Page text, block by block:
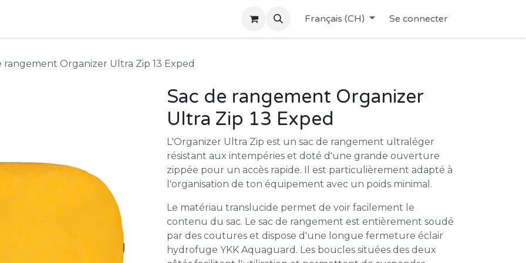
Français (CH) Se connecter
rangement Organizer Ultra Zip 13 Exped
Sac de rangement Organizer
Ultra Zip 13 Exped
L'Organizer Ultra Zip est un sac de rangement ultraléger
résistant aux intempéries et doté d'une grande ouverture
zippée pour un accès rapide. Il est particulièrement adapté à
l'organisation de ton équipement avec un poids minimal.
Le matériau translucide permet de voir facilement le
contenu du sac. Le sac de rangement est entièrement soudé
par des coutures et dispose d'une longue fermeture éclair
hydrofuge YKK Aquaguard. Les boucles situées des deux